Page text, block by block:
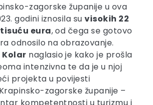
zagorske županije u ova
godini iznosila suvisokih 22
eura, od čega se gotovo
odnosilo na obrazovanje.
Kolar naglasio je kako je prošla
intenzivna te da je u njoj
projekta u povijesti
zagorske županije –